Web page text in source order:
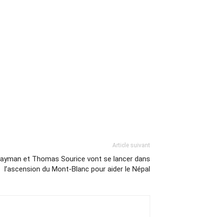
Article suivant
et Thomas Sourice vont se lancer dans
l’ascension du Mont-Blanc pour aider le Népal